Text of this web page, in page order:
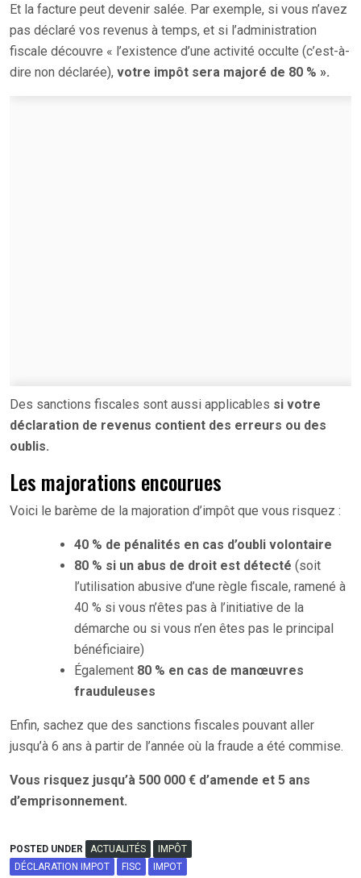
Et la facture peut devenir salée. Par exemple, si vous n’avez
pas déclaré vos revenus à temps, et si l’administration
fiscale découvre « l’existence d’une activité occulte (c’est-à-
dire non déclarée), votre impôt sera majoré de 80 % ».
Des sanctions fiscales sont aussi applicables si votre
déclaration de revenus contient des erreurs ou des
oublis.
Les majorations encourues
Voici le barème de la majoration d’impôt que vous risquez :
40 % de pénalités en cas d’oubli volontaire
80 % si un abus de droit est détecté (soit
l’utilisation abusive d’une règle fiscale, ramené à
40 % si vous n’êtes pas à l’initiative de la
démarche ou si vous n’en êtes pas le principal
bénéficiaire)
Également 80 % en cas de manœuvres
frauduleuses
Enfin, sachez que des sanctions fiscales pouvant aller
jusqu’à 6 ans à partir de l’année où la fraude a été commise.
Vous risquez jusqu’à 500 000 € d’amende et 5 ans
d’emprisonnement.
POSTED UNDER ACTUALITÉS
IMPÔT
DÉCLARATION IMPOT
FISC IMPOT